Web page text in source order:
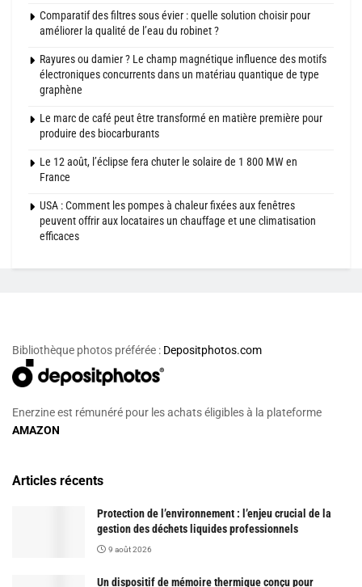
Comparatif des filtres sous évier : quelle solution choisir pour
améliorer la qualité de l’eau du robinet ?
Rayures ou damier ? Le champ magnétique influence des motifs
électroniques concurrents dans un matériau quantique de type
graphène
Le marc de café peut être transformé en matière première pour
produire des biocarburants
Le 12 août, l’éclipse fera chuter le solaire de 1 800 MW en
France
USA : Comment les pompes à chaleur fixées aux fenêtres
peuvent offrir aux locataires un chauffage et une climatisation
efficaces
Bibliothèque photos préférée : Depositphotos.com
Enerzine est rémunéré pour les achats éligibles à la plateforme
AMAZON
Articles récents
Protection de l’environnement : l’enjeu crucial de la
gestion des déchets liquides professionnels
9 août 2026
Un dispositif de mémoire thermique conçu pour